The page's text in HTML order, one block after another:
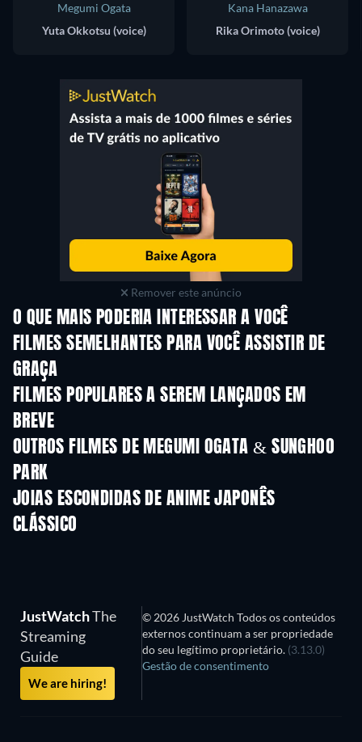
Megumi Ogata
Yuta Okkotsu (voice)
Kana Hanazawa
Rika Orimoto (voice)
Remover este anúncio
O QUE MAIS PODERIA INTERESSAR A VOCÊ
FILMES SEMELHANTES PARA VOCÊ ASSISTIR DE
GRAÇA
FILMES POPULARES A SEREM LANÇADOS EM
BREVE
OUTROS FILMES DE MEGUMI OGATA & SUNGHOO
PARK
JOIAS ESCONDIDAS DE ANIME JAPONÊS
CLÁSSICO
JustWatchThe
Streaming
Guide
We are hiring!
© 2026 JustWatch Todos os conteúdos
externos continuam a ser propriedade
do seu legítimo proprietário. (3.13.0)
Gestão de consentimento